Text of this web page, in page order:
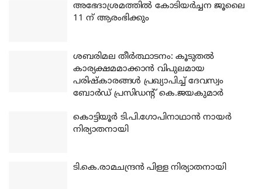
അഭേദാശ്രമത്തില്‍ കോടിയര്‍ച്ചന ജൂലൈ
11 ന് ആരംഭിക്കും
ശബരിമല തീര്‍ത്ഥാടനം: കൂടുതല്‍
കാര്യക്ഷമമാക്കാന്‍ വിപുലമായ
പരിഷ്‌കാരങ്ങള്‍ പ്രഖ്യാപിച്ച് ദേവസ്വം
ബോര്‍ഡ് പ്രസിഡന്റ് കെ.ജയകുമാര്‍
കൊട്ടിയൂര്‍ ടി.പി.ഗോപിനാഥാന്‍ നായര്‍
നിര്യാതനായി
ടി.കെ.രാമചന്ദ്രന്‍ പിള്ള നിര്യാതനായി